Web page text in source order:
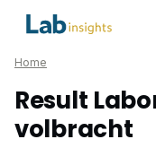
Home
Result
volbracht